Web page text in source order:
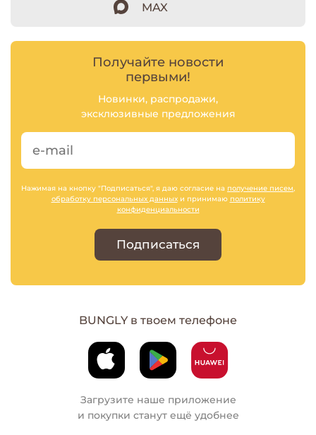
MAX
Получайте новости
первыми!
Новинки, распродажи,
эксклюзивные предложения
Нажимая на кнопку "Подписаться", я даю согласие на получение писем,
обработку персональных данныхи принимаю политику
конфиденциальности
Подписаться
BUNGLY в твоем телефоне
Загрузите наше приложение
и покупки станут ещё удобнее